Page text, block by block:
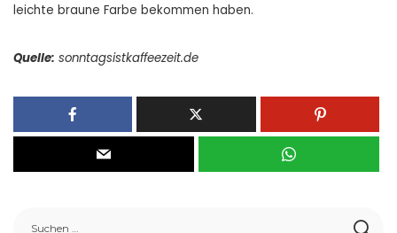
leichte braune Farbe bekommen haben.
Quelle: sonntagsistkaffeezeit.de